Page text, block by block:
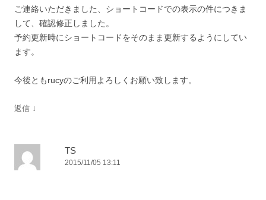
ご連絡いただきました、ショートコードでの表示の件につきま
して、確認修正しました。
予約更新時にショートコードをそのまま更新するようにしてい
ます。
今後ともrucyのご利用よろしくお願い致します。
返信 ↓
TS
2015/11/05 13:11